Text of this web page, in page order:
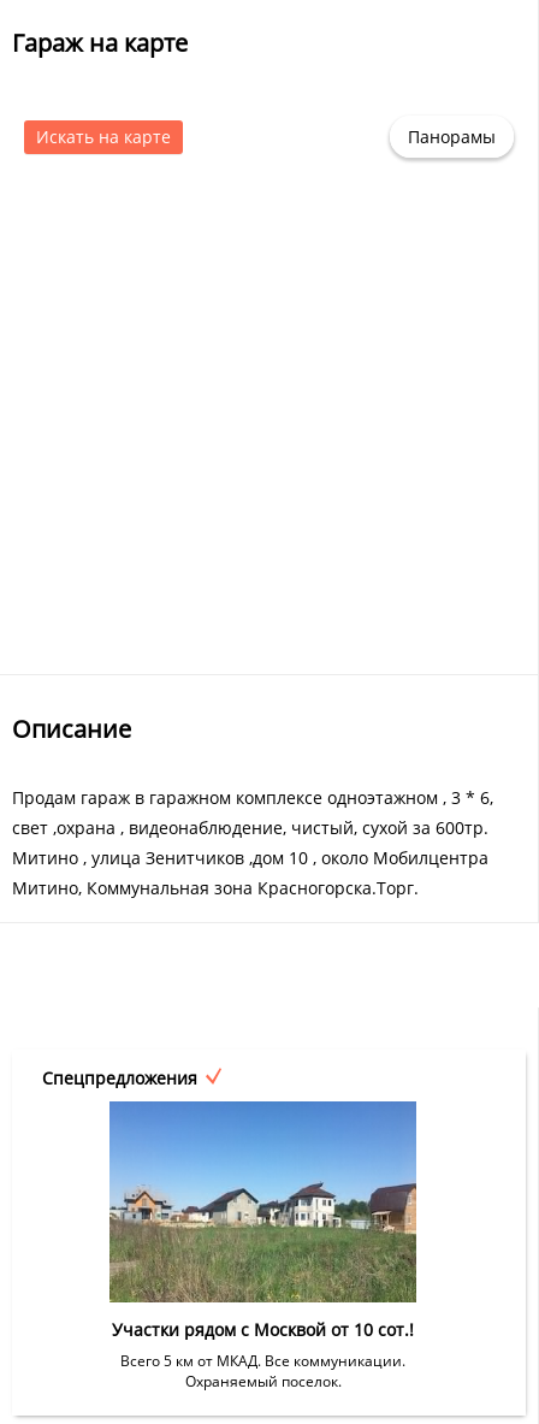
Описание
Продам гараж в гаражном комплексе одноэтажном , 3 * 6,
свет ,охрана , видеонаблюдение, чистый, сухой за 600тр.
Митино , улица Зенитчиков ,дом 10 , около Мобилцентра
Митино, Коммунальная зона Красногорска.Торг.
Гараж на карте
Искать на карте Панорамы
Спецпредложения
Участки рядом с Москвой от 10 сот.!
Всего 5 км от МКАД. Все коммуникации.
Охраняемый поселок.